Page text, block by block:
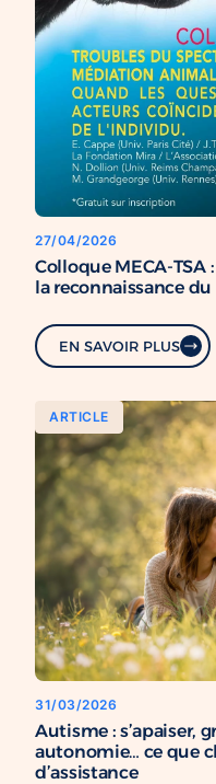
27/04/2026
Colloque MECA-TSA
la reconnaissance du
EN SAVOIR PLUS
ARTICLE
31/03/2026
Autisme : s’apaiser,
autonomie… ce que
d’assistance